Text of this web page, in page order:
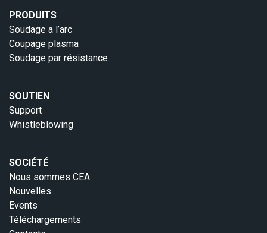
PRODUITS
Soudage a l’arc
Coupage plasma
Soudage par résistance
SOUTIEN
Support
Whistleblowing
SOCIÉTÉ
Nous sommes CEA
Nouvelles
Events
Téléchargements